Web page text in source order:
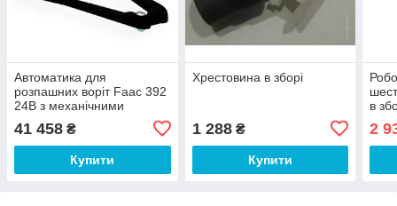
Автоматика для
розпашних воріт Faac 392
24В з механічними
41 458 ₴
Купити
Хрестовина в зборі
1 288₴
Купити
в
2